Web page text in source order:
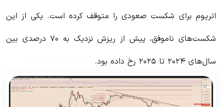
اتریوم برای شکست صعودی را متوقف کرده است. یکی از این
شکست‌های ناموفق، پیش از ریزش نزدیک به ۷۰ درصدی بین
سال‌های ۲۰۲۴ تا ۲۰۲۵ رخ داده بود.